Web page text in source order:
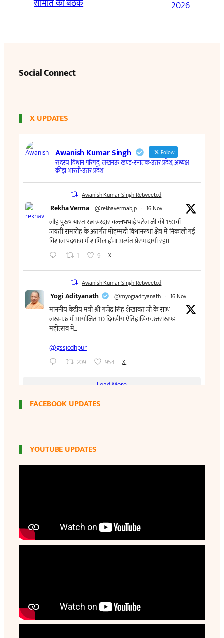
2026
Social Connect
X UPDATES
FACEBOOK UPDATES
YOUTUBE UPDATES